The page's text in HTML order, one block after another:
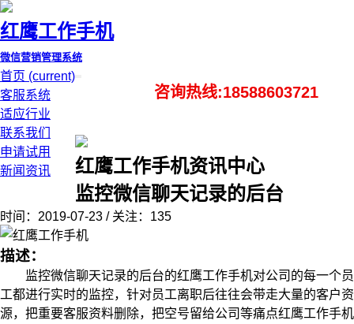
红鹰工作手机
微信营销管理系统
首页 (current)
客服系统
适应行业
联系我们
申请试用
新闻资讯
咨询热线:18588603721
红鹰工作手机资讯中心
监控微信聊天记录的后台
时间：2019-07-23 / 关注：135
描述：
监控微信聊天记录的后台的红鹰工作手机对公司的每一个员
工都进行实时的监控，针对员工离职后往往会带走大量的客户资
源，把重要客服资料删除，把空号留给公司等痛点红鹰工作手机